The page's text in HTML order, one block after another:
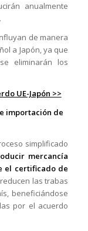
anualmente
de manera
a Japón, ya que
eliminarán los
UE-Japón >>
importación de
simplificado
mercancía
el certificado de
las trabas
beneficiándose
por el acuerdo